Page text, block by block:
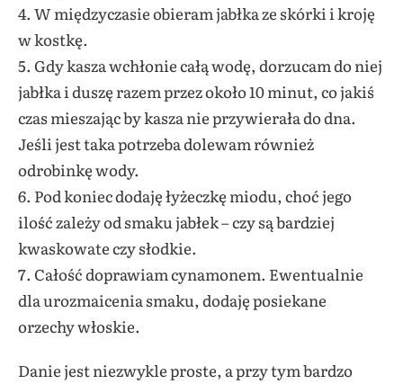
4. W międzyczasie obieram jabłka ze skórki i kroję
w kostkę.
5. Gdy kasza wchłonie całą wodę, dorzucam do niej
jabłka i duszę razem przez około 10 minut, co jakiś
czas mieszając by kasza nie przywierała do dna.
Jeśli jest taka potrzeba dolewam również
odrobinkę wody.
6. Pod koniec dodaję łyżeczkę miodu, choć jego
ilość zależy od smaku jabłek – czy są bardziej
kwaskowate czy słodkie.
7. Całość doprawiam cynamonem. Ewentualnie
dla urozmaicenia smaku, dodaję posiekane
orzechy włoskie.
Danie jest niezwykle proste, a przy tym bardzo